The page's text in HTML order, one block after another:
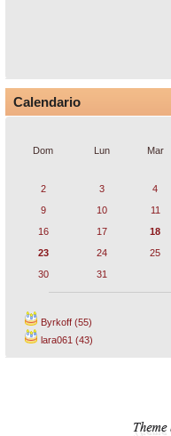
Calendario
Dom
Lun Mar
2
3 4
9
10 11
16
17 18
23
24 25
30
31
Byrkoff (55)
lara061 (43)